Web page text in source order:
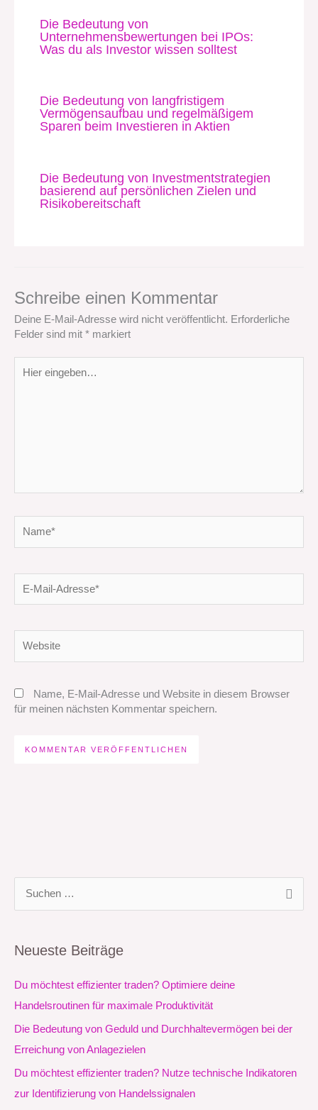
Die Bedeutung von
Unternehmensbewertungen bei IPOs:
Was du als Investor wissen solltest
Die Bedeutung von langfristigem
Vermögensaufbau und regelmäßigem
Sparen beim Investieren in Aktien
Die Bedeutung von Investmentstrategien
basierend auf persönlichen Zielen und
Risikobereitschaft
Schreibe einen Kommentar
Deine E-Mail-Adresse wird nicht veröffentlicht. Erforderliche
Felder sind mit * markiert
eingeben…
Mail-
Name, E-Mail-Adresse und Website in diesem Browser
für meinen nächsten Kommentar speichern.
h
e
n
Neueste Beiträge
Du möchtest effizienter traden? Optimiere deine
Handelsroutinen für maximale Produktivität
Die Bedeutung von Geduld und Durchhaltevermögen bei der
Erreichung von Anlagezielen
Du möchtest effizienter traden? Nutze technische Indikatoren
zur Identifizierung von Handelssignalen